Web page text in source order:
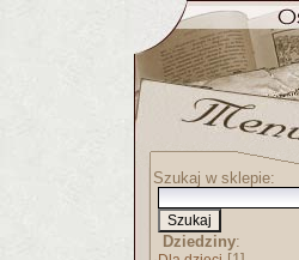
Szukaj w sklepie:
Dziedziny: